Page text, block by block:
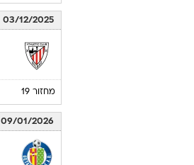
03/12/2025
מחזור 19
09/01/2026